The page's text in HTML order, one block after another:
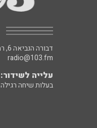
דבורה הנביאה 6, רמת השרון
radio@103.fm
עלייה לשידור: 0552-103-103
בעלות שיחה רגילה